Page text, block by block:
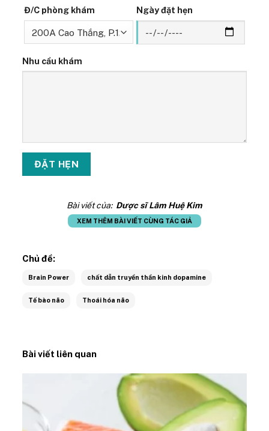
Đ/C phòng khám Ngày đặt hẹn
Nhu cầu khám
Bài viết của: Dược sĩ Lâm Huệ Kim
XEM THÊM BÀI VIẾT CÙNG TÁC GIẢ
Chủ đề:
Brain Power chất dẫn truyền thần kinh dopamine
Tế bào não Thoái hóa não
Bài viết liên quan